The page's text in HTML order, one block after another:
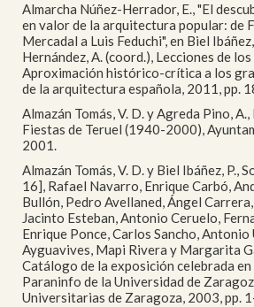
Almarcha Núñez-Herrador, E., "El
en valor de la arquitectura popular: de
Mercadal a Luis Feduchi", en Biel
Hernández, A. (coord.), Lecciones de
Aproximación histórico-crítica a los
de la arquitectura española, 2011, pp.
Almazán Tomás, V. D. y Agreda Pino,
Fiestas de Teruel (1940-2000),
2001.
Almazán Tomás, V. D. y Biel Ibáñez, P.,
16], Rafael Navarro, Enrique Carbó,
Bullón, Pedro Avellaned, Ángel
Jacinto Esteban, Antonio Ceruelo,
Enrique Ponce, Carlos Sancho,
Ayguavives, Mapi Rivera y Margarita
Catálogo de la exposición celebrada
Paraninfo de la Universidad de
Universitarias de Zaragoza, 2003, pp.